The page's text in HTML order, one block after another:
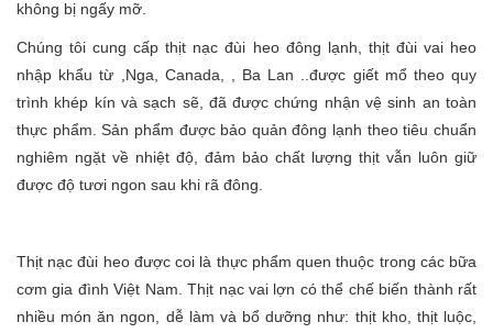
không bị ngấy mỡ.
Chúng tôi cung cấp thịt nạc đùi heo đông lạnh, thịt đùi vai heo
nhập khẩu từ ,Nga, Canada, , Ba Lan ..được giết mổ theo quy
trình khép kín và sạch sẽ, đã được chứng nhận vệ sinh an toàn
thực phẩm. Sản phẩm được bảo quản đông lạnh theo tiêu chuẩn
nghiêm ngặt về nhiệt độ, đảm bảo chất lượng thịt vẫn luôn giữ
được độ tươi ngon sau khi rã đông.
Thịt nạc đùi heo được coi là thực phẩm quen thuộc trong các bữa
cơm gia đình Việt Nam. Thịt nạc vai lợn có thể chế biến thành rất
nhiều món ăn ngon, dễ làm và bổ dưỡng như: thịt kho, thịt luộc,